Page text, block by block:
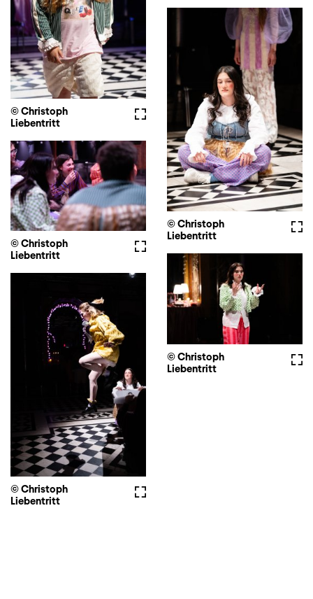
Vollbild
© Christoph
Liebentritt
© Christoph
Liebentritt
Vollbild
© Christoph
Liebentritt
© Christoph
Liebentritt
Vollbild
© Christoph
Liebentritt